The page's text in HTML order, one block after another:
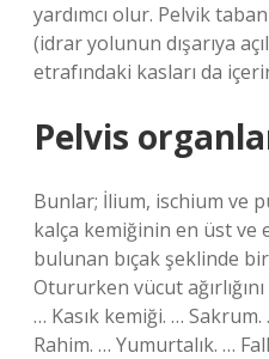
yardımcı olur. Pelvik
(idrar yolunun dışarıya
etrafındaki kasları da
Pelvis
Bunlar; İlium, ischium ve
kalça kemiğinin en üst ve
bulunan bıçak şeklinde
Otururken vücut
… Kasık kemiği. …
Rahim. … Yumurtalık. …